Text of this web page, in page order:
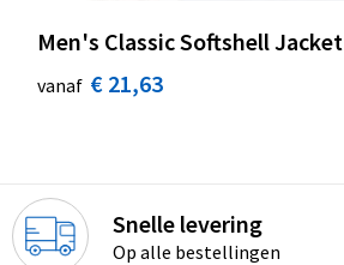
Men's Classic Softshell Jacket
vanaf € 21,63
Snelle levering
Op alle bestellingen